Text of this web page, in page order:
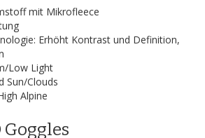
mit Mikrofleece
Erhöht Kontrast und Definition,
Low Light
Sun/Clouds
Alpine
Goggles